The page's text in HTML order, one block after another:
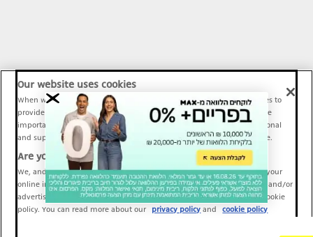
Our website uses cookies
When we provide Maariv, TMI and Sport1 content online, we use cookies to
provide social media features and to analyze our traffic. These tools are
important and necessary for our website functionality. Others are optional
and support Maariv, TMI and Sport1 activity and your online experience.
Are you happy to accept cookies?
We, and our partners, use information about your use of our site and your
online interactions to improve our services and to personalize content and/or
advertising for you. You can read more about our privacy policy and cookie
policy. You can read more about our
privacy policy and cookie policy